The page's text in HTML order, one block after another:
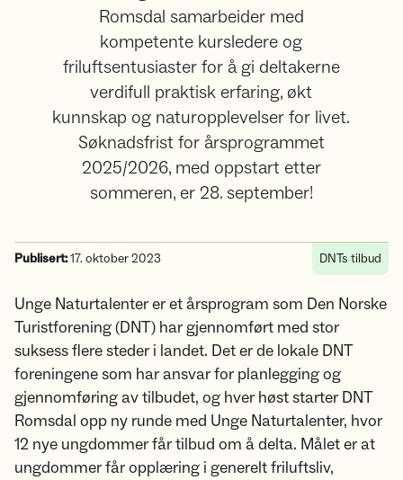
Romsdal samarbeider med
kompetente kursledere og
friluftsentusiaster for å gi deltakerne
verdifull praktisk erfaring, økt
kunnskap og naturopplevelser for livet.
Søknadsfrist for årsprogrammet
2025/2026, med oppstart etter
sommeren, er 28. september!
Publisert:17. oktober 2023 DNTs tilbud
Unge Naturtalenter er et årsprogram som Den Norske
Turistforening (DNT) har gjennomført med stor
suksess flere steder i landet. Det er de lokale DNT
foreningene som har ansvar for planlegging og
gjennomføring av tilbudet, og hver høst starter DNT
Romsdal opp ny runde med Unge Naturtalenter, hvor
12 nye ungdommer får tilbud om å delta. Målet er at
ungdommer får opplæring i generelt friluftsliv,